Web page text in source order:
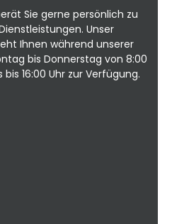
Sie gerne persönlich zu
Unser
Ihnen während unserer
bis Donnerstag von 8:00
16:00 Uhr zur Verfügung.